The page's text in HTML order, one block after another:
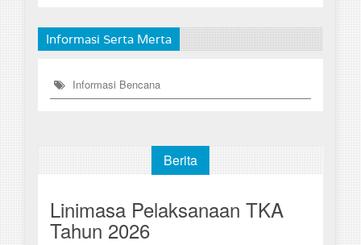
Informasi Serta Merta
Informasi Bencana
Berita
Linimasa Pelaksanaan TKA
Tahun 2026